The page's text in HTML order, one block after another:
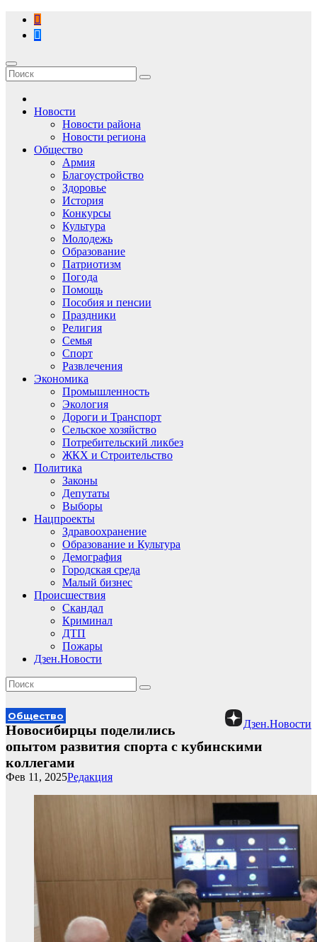
Перейти
содержимому
Новости
Новости района
Новости региона
Общество
Армия
Благоустройство
Здоровье
История
Конкурсы
Культура
Молодежь
Образование
Патриотизм
Погода
Помощь
Пособия и пенсии
Праздники
Религия
Семья
Спорт
Развлечения
Экономика
Промышленность
Экология
Дороги и Транспорт
Сельское хозяйство
Потребительский ликбез
ЖКХ и Строительство
Политика
Законы
Депутаты
Выборы
Нацпроекты
Здравоохранение
Образование и Культура
Демография
Городская среда
Малый бизнес
Происшествия
Скандал
Криминал
ДТП
Пожары
Дзен.Новости
Дзен.Новости
Общество
Новосибирцы поделились
опытом развития спорта с кубинскими
коллегами
Редакция
Фев 11, 2025